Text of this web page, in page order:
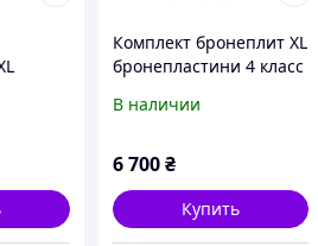
(5,4
Комплект бронеплит XL
бронепластини 4 класс
кг) бронеплити 4 класс
бронеплити 2 штуки
В наличии
6 700₴
Купить